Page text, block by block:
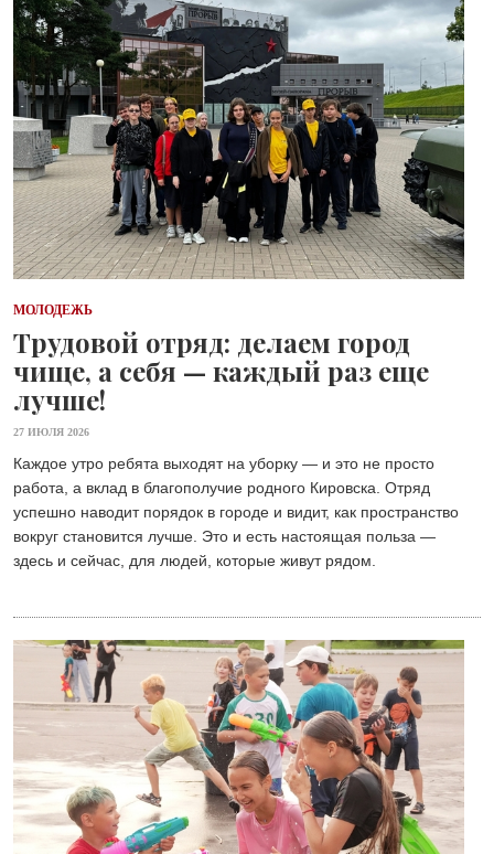
МОЛОДЕЖЬ
Трудовой отряд: делаем город
чище, а себя — каждый раз еще
лучше!
27 ИЮЛЯ 2026
Каждое утро ребята выходят на уборку — и это не просто
работа, а вклад в благополучие родного Кировска. Отряд
успешно наводит порядок в городе и видит, как пространство
вокруг становится лучше. Это и есть настоящая польза —
здесь и сейчас, для людей, которые живут рядом.